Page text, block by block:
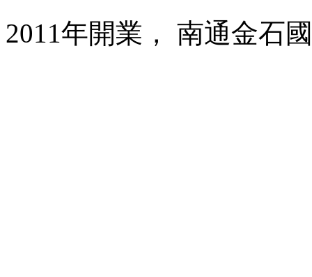
2011年開業， 南通金